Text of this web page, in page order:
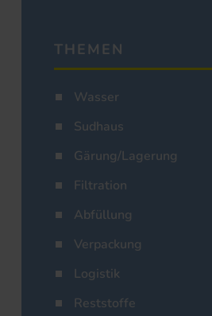
THEMEN
Wasser
Sudhaus
Gärung/Lagerung
Filtration
Abfüllung
Verpackung
Logistik
Reststoffe